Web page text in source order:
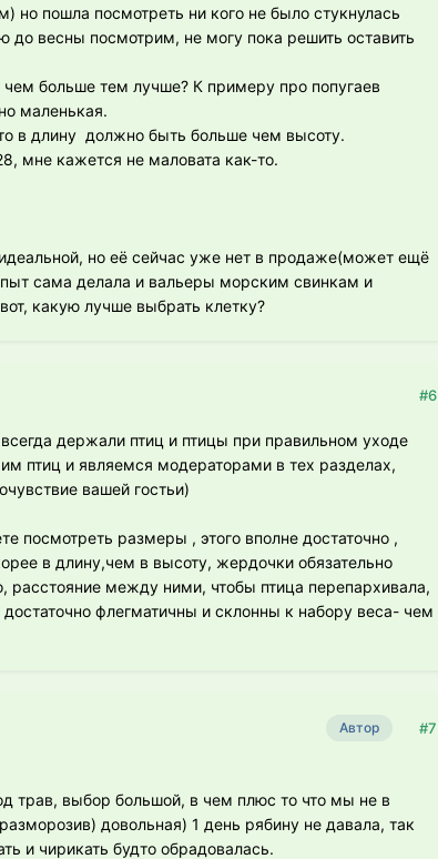
но пошла посмотреть ни кого не было стукнулась
весны посмотрим, не могу пока решить оставить
больше тем лучше? К примеру про попугаев
маленькая.
в длину должно быть больше чем высоту.
мне кажется не маловата как-то.
но её сейчас уже нет в продаже(может ещё
сама делала и вальеры морским свинкам и
какую лучше выбрать клетку?
#6
держали птиц и птицы при правильном уходе
птиц и являемся модераторами в тех разделах,
вашей гостьи)
посмотреть размеры , этого вполне достаточно ,
в длину,чем в высоту, жердочки обязательно
между ними, чтобы птица перепархивала,
флегматичны и склонны к набору веса- чем
Автор #7
трав, выбор большой, в чем плюс то что мы не в
довольная) 1 день рябину не давала, так
и чирикать будто обрадовалась.